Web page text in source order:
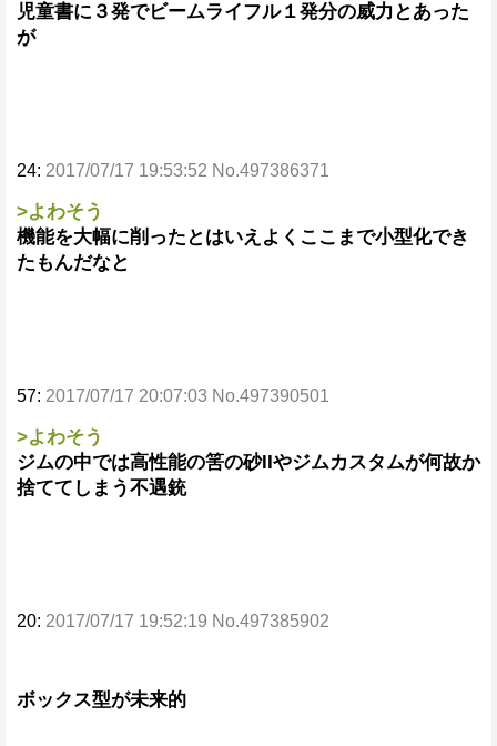
児童書に３発でビームライフル１発分の威力とあった
が
24: 2017/07/17 19:53:52 No.497386371
>よわそう
機能を大幅に削ったとはいえよくここまで小型化でき
たもんだなと
57: 2017/07/17 20:07:03 No.497390501
>よわそう
ジムの中では高性能の筈の砂IIやジムカスタムが何故か
捨ててしまう不遇銃
20: 2017/07/17 19:52:19 No.497385902
ボックス型が未来的